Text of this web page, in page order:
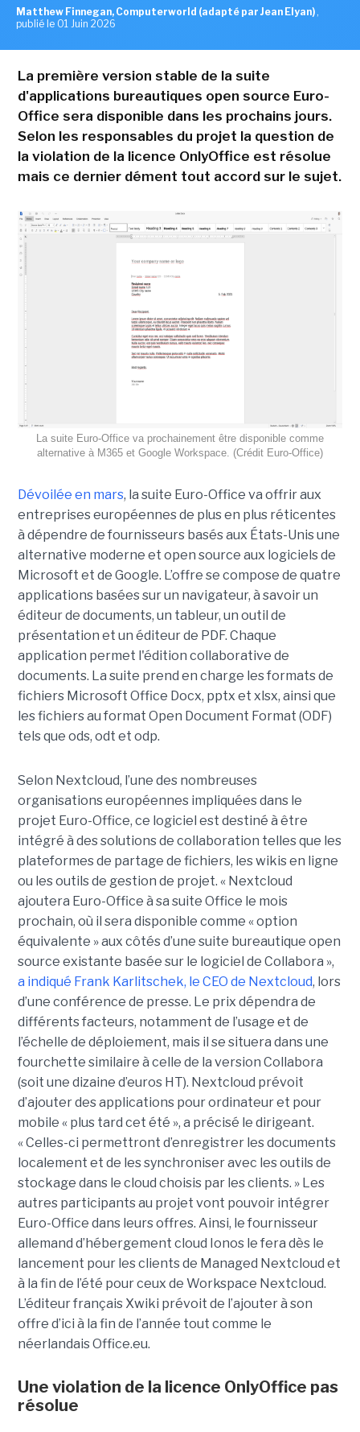
Matthew Finnegan, Computerworld (adapté par Jean Elyan) ,
publié le 01 Juin 2026
La première version stable de la suite
d'applications bureautiques open source Euro-
Office sera disponible dans les prochains jours.
Selon les responsables du projet la question de
la violation de la licence OnlyOffice est résolue
mais ce dernier dément tout accord sur le sujet.
La suite Euro-Office va prochainement être disponible comme
alternative à M365 et Google Workspace. (Crédit Euro-Office)
Dévoilée en mars, la suite Euro-Office va offrir aux
entreprises européennes de plus en plus réticentes
à dépendre de fournisseurs basés aux États-Unis une
alternative moderne et open source aux logiciels de
Microsoft et de Google. L’offre se compose de quatre
applications basées sur un navigateur, à savoir un
éditeur de documents, un tableur, un outil de
présentation et un éditeur de PDF. Chaque
application permet l'édition collaborative de
documents. La suite prend en charge les formats de
fichiers Microsoft Office Docx, pptx et xlsx, ainsi que
les fichiers au format Open Document Format (ODF)
tels que ods, odt et odp.
Selon Nextcloud, l’une des nombreuses
organisations européennes impliquées dans le
projet Euro-Office, ce logiciel est destiné à être
intégré à des solutions de collaboration telles que les
plateformes de partage de fichiers, les wikis en ligne
ou les outils de gestion de projet. « Nextcloud
ajoutera Euro-Office à sa suite Office le mois
prochain, où il sera disponible comme « option
équivalente » aux côtés d’une suite bureautique open
source existante basée sur le logiciel de Collabora »,
a indiqué Frank Karlitschek, le CEO de Nextcloud, lors
d’une conférence de presse. Le prix dépendra de
différents facteurs, notamment de l’usage et de
l’échelle de déploiement, mais il se situera dans une
fourchette similaire à celle de la version Collabora
(soit une dizaine d’euros HT). Nextcloud prévoit
d’ajouter des applications pour ordinateur et pour
mobile « plus tard cet été », a précisé le dirigeant.
« Celles-ci permettront d’enregistrer les documents
localement et de les synchroniser avec les outils de
stockage dans le cloud choisis par les clients. » Les
autres participants au projet vont pouvoir intégrer
Euro-Office dans leurs offres. Ainsi, le fournisseur
allemand d’hébergement cloud Ionos le fera dès le
lancement pour les clients de Managed Nextcloud et
à la fin de l’été pour ceux de Workspace Nextcloud.
L’éditeur français Xwiki prévoit de l’ajouter à son
offre d’ici à la fin de l’année tout comme le
néerlandais Office.eu.
Une violation de la licence OnlyOffice pas
résolue